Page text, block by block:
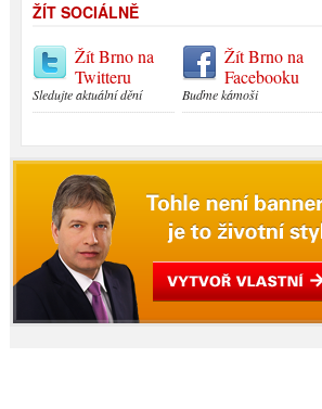
ŽÍT SOCIÁLNĚ
Žít Brno na
Twitteru
Sledujte aktuální dění
Žít Brno na
Facebooku
Buďme kámoši